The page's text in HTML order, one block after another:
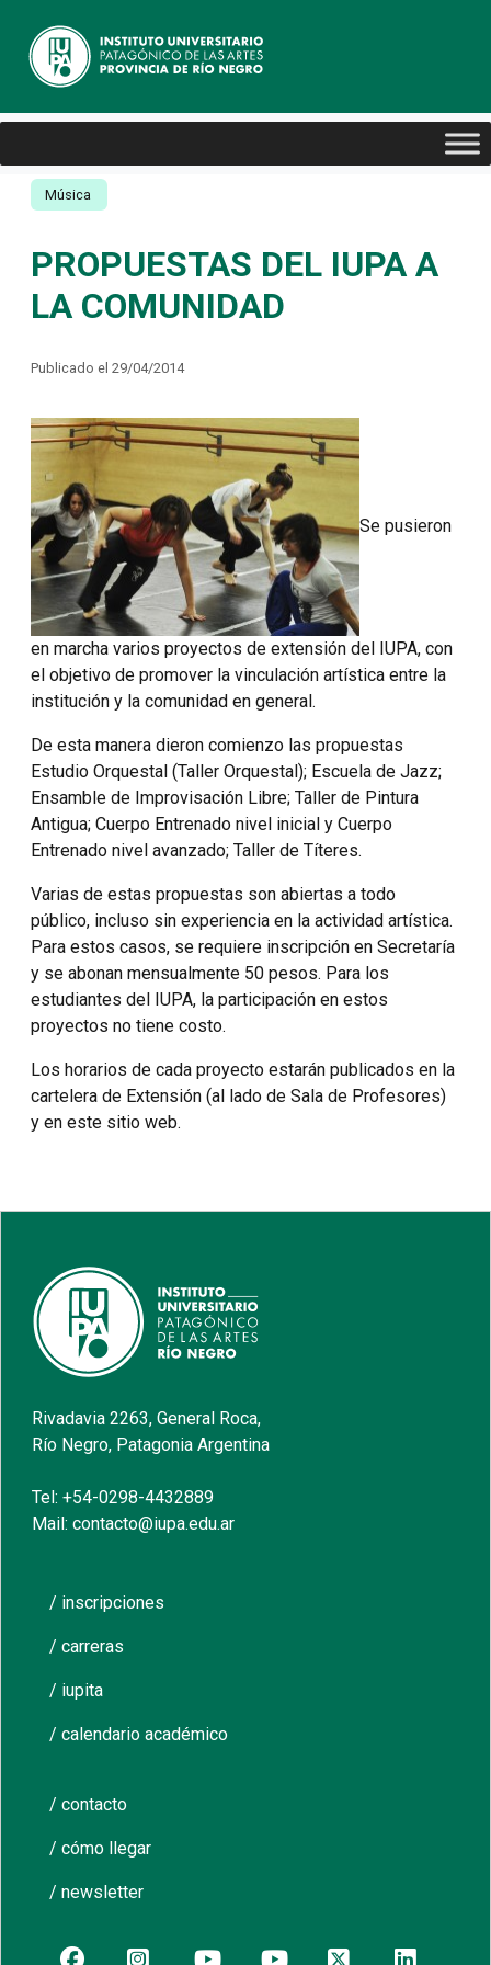
Música
PROPUESTAS DEL IUPA A
LA COMUNIDAD
Publicado el 29/04/2014
Se pusieron
en marcha varios proyectos de extensión del IUPA, con
el objetivo de promover la vinculación artística entre la
institución y la comunidad en general.
De esta manera dieron comienzo las propuestas
Estudio Orquestal (Taller Orquestal); Escuela de Jazz;
Ensamble de Improvisación Libre; Taller de Pintura
Antigua; Cuerpo Entrenado nivel inicial y Cuerpo
Entrenado nivel avanzado; Taller de Títeres.
Varias de estas propuestas son abiertas a todo
público, incluso sin experiencia en la actividad artística.
Para estos casos, se requiere inscripción en Secretaría
y se abonan mensualmente 50 pesos. Para los
estudiantes del IUPA, la participación en estos
proyectos no tiene costo.
Los horarios de cada proyecto estarán publicados en la
cartelera de Extensión (al lado de Sala de Profesores)
y en este sitio web.
Rivadavia 2263, General Roca,
Río Negro, Patagonia Argentina
Tel: +54-0298-4432889
Mail: contacto@iupa.edu.ar
/ inscripciones
/ carreras
/ iupita
/ calendario académico
/ contacto
/ cómo llegar
/ newsletter